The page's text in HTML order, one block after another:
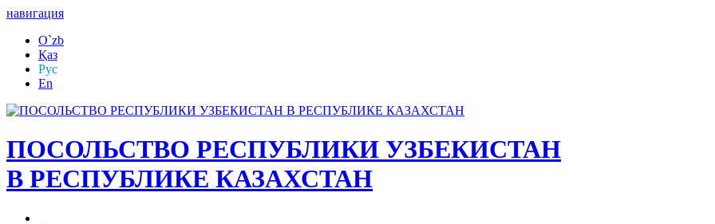
навигация
O`zb
Қаз
Рус
En
ПОСОЛЬСТВО РЕСПУБЛИКИ УЗБЕКИСТАН
В РЕСПУБЛИКЕ КАЗАХСТАН